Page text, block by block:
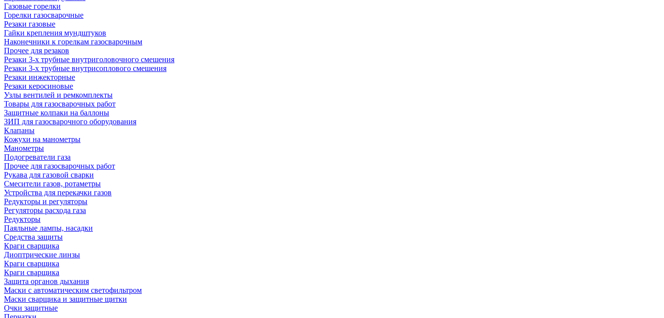
Газовые горелки
Горелки газосварочные
Резаки газовые
Гайки крепления мундштуков
Наконечники к горелкам газосварочным
Прочее для резаков
Резаки 3-х трубные внутриголовочного смешения
Резаки 3-х трубные внутрисоплового смешения
Резаки инжекторные
Резаки керосиновые
Узлы вентилей и ремкомплекты
Товары для газосварочных работ
Защитные колпаки на баллоны
ЗИП для газосварочного оборудования
Клапаны
Кожухи на манометры
Манометры
Подогреватели газа
Прочее для газосварочных работ
Рукава для газовой сварки
Смесители газов, ротаметры
Устройства для перекачки газов
Редукторы и регуляторы
Регуляторы расхода газа
Редукторы
Паяльные лампы, насадки
Средства защиты
Краги сварщика
Диоптрические линзы
Краги сварщика
Краги сварщика
Защита органов дыхания
Маски с автоматическим светофильтром
Маски сварщика и защитные щитки
Очки защитные